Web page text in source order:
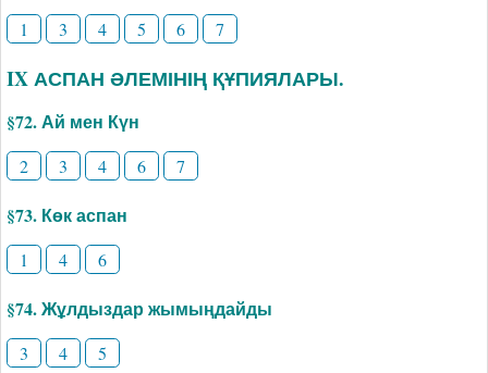
1 3 4 5 6 7
IX АСПАН ӘЛЕМІНІҢ ҚҰПИЯЛАРЫ.
§72. Ай мен Күн
2 3 4 6 7
§73. Көк аспан
1 4 6
§74. Жұлдыздар жымыңдайды
3 4 5